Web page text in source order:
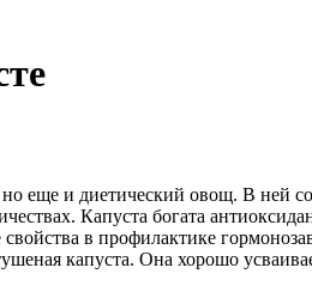
еще и диетический овощ. В ней
Капуста богата
в профилактике
капуста. Она хорошо